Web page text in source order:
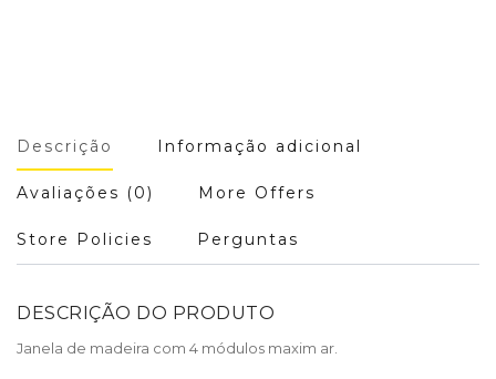
Descrição Informação adicional
Avaliações (0) More Offers
Store Policies Perguntas
DESCRIÇÃO DO PRODUTO
Janela de madeira com 4 módulos maxim ar.